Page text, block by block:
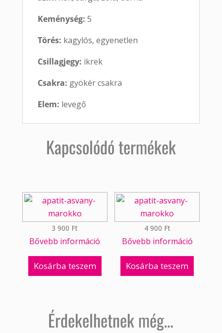
Keménység: 5
Törés: kagylós, egyenetlen
Csillagjegy: ikrek
Csakra: gyökér csakra
Elem: levegő
Kapcsolódó termékek
3 900 Ft
Bővebb információ
Kosárba teszem
4 900 Ft
Bővebb információ
Kosárba teszem
Érdekelhetnek még…